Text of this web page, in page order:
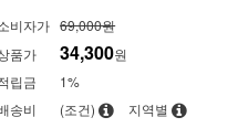
비자가 69,000원
품가
34,300원
립금
1%
송비
(조건) 지역별